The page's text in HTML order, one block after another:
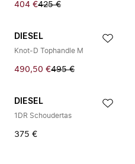
404 €425 €
DIESEL
Knot-D Tophandle M
490,50 €495 €
DIESEL
1DR Schoudertas
375 €